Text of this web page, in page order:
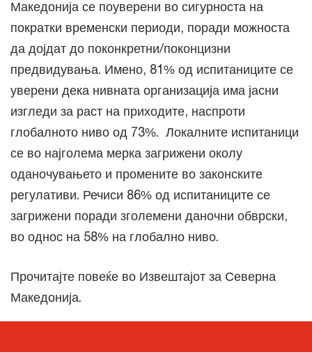
Македонија се поуверени во сигурноста на
пократки временски периоди, поради можноста
да дојдат до поконкретни/поконцизни
предвидувања. Имено, 81% од испитаниците се
уверени дека нивната организација има јасни
изгледи за раст на приходите, наспроти
глобалното ниво од 73%. Локалните испитаници
се во најголема мерка загрижени околу
оданочувањето и промените во законските
регулативи. Речиси 86% од испитаниците се
загрижени поради зголемени даночни обврски,
во однос на 58% на глобално ниво.
Прочитајте повеќе во Извештајот за Северна
Македонија.